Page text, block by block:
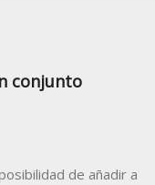
conjunto
de añadir a